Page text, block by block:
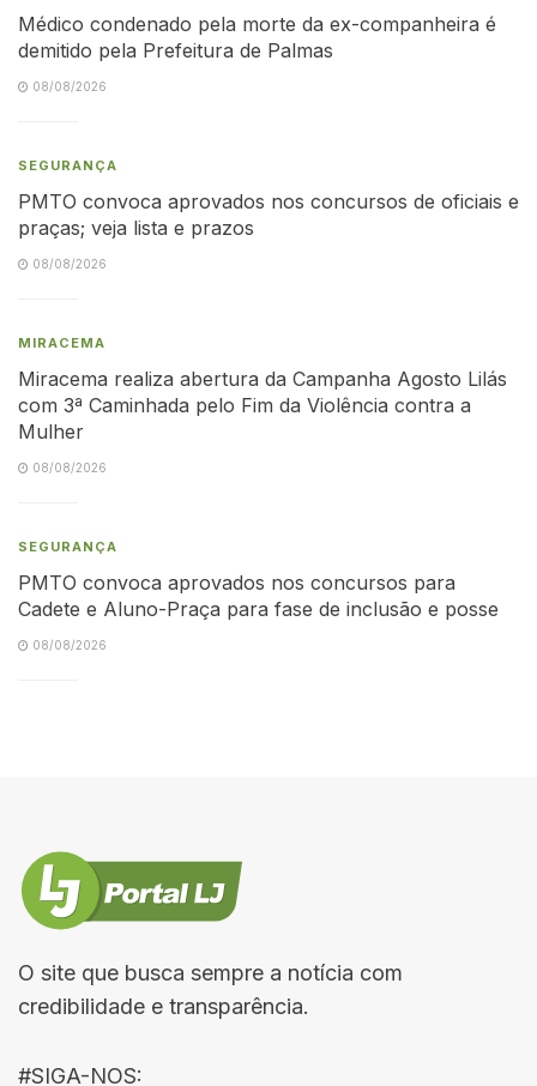
Médico condenado pela morte da ex-companheira é
demitido pela Prefeitura de Palmas
08/08/2026
SEGURANÇA
PMTO convoca aprovados nos concursos de oficiais e
praças; veja lista e prazos
08/08/2026
MIRACEMA
Miracema realiza abertura da Campanha Agosto Lilás
com 3ª Caminhada pelo Fim da Violência contra a
Mulher
08/08/2026
SEGURANÇA
PMTO convoca aprovados nos concursos para
Cadete e Aluno-Praça para fase de inclusão e posse
08/08/2026
O site que busca sempre a notícia com
credibilidade e transparência.
#SIGA-NOS: